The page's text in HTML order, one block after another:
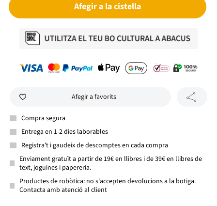
Afegir a la cistella
Afegir a favorits
Compra segura
Entrega en 1-2 dies laborables
Registra't i gaudeix de descomptes en cada compra
Enviament gratuït a partir de 19€ en llibres i de 39€ en llibres de
text, joguines i papereria.
Productes de robòtica: no s'accepten devolucions a la botiga.
Contacta amb atenció al client